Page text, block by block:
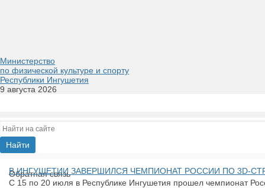
Министерство
по физической культуре и спорту
Республики Ингушетия
9 августа 2026
Обратная связь
​В ИНГУШЕТИИ ЗАВЕРШИЛСЯ ЧЕМПИОНАТ РОССИИ ПО 3D-
С 15 по 20 июля в Республике Ингушетия прошел чемпионат